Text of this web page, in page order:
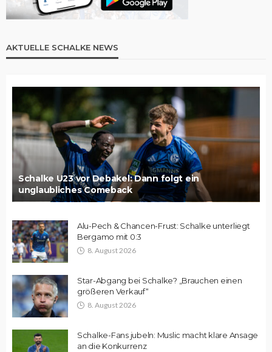
AKTUELLE SCHALKE NEWS
Schalke U23 vor Debakel: Dann folgt ein
unglaubliches Comeback
Alu-Pech & Chancen-Frust: Schalke unterliegt
Bergamo mit 0:3
8. August 2026
Star-Abgang bei Schalke? „Brauchen einen
größeren Verkauf“
8. August 2026
Schalke-Fans jubeln: Muslic macht klare Ansage
an die Konkurrenz